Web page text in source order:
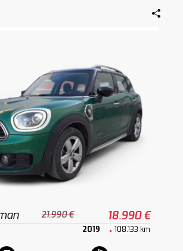
21.990 € 18.990 €
2019 108.133 km